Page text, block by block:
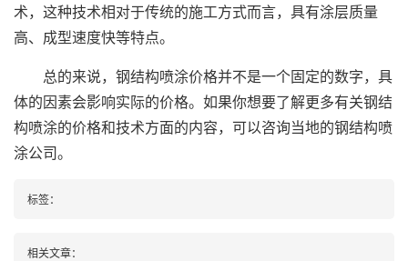
术，这种技术相对于传统的施工方式而言，具有涂层质量
高、成型速度快等特点。
总的来说，钢结构喷涂价格并不是一个固定的数字，具
体的因素会影响实际的价格。如果你想要了解更多有关钢结
构喷涂的价格和技术方面的内容，可以咨询当地的钢结构喷
涂公司。
标签：
相关文章：